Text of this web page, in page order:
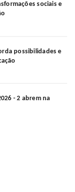
sociais e
possibilidades e
- 2 abrem na